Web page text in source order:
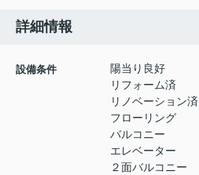
詳細情報
設備条件
陽当り良好
リフォーム済
リノベーション済
フローリング
バルコニー
エレベーター
２面バルコニー